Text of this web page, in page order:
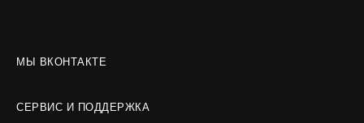
МЫ ВКОНТАКТЕ
СЕРВИС И ПОДДЕРЖКА